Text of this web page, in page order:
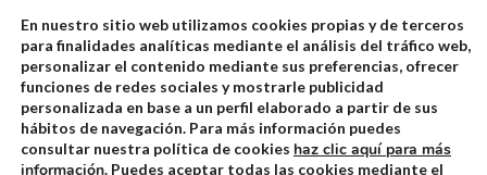
Quiénes somos
Aviso Legal
En nuestro sitio web utilizamos cookies propias y de terceros
para finalidades analíticas mediante el análisis del tráfico web,
personalizar el contenido mediante sus preferencias, ofrecer
funciones de redes sociales y mostrarle publicidad
personalizada en base a un perfil elaborado a partir de sus
hábitos de navegación. Para más información puedes
consultar nuestra política de cookies haz clic aquí para más
información. Puedes aceptar todas las cookies mediante el